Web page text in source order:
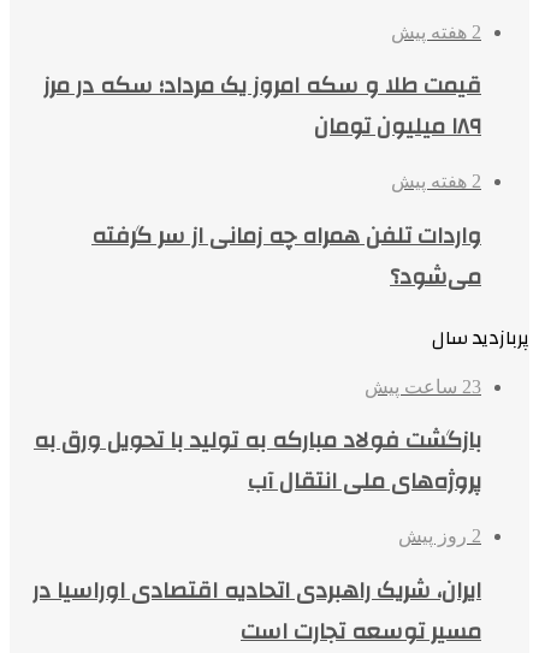
2 هفته پیش
قیمت طلا و سکه امروز یک مرداد؛ سکه در مرز
۱۸۹ میلیون تومان
2 هفته پیش
واردات تلفن همراه چه زمانی از سر گرفته
می‌شود؟
پربازدید سال
23 ساعت پیش
بازگشت فولاد مبارکه به تولید با تحویل ورق به
پروژه‌های ملی انتقال آب
2 روز پیش
ایران، شریک راهبردی اتحادیه اقتصادی اوراسیا در
مسیر توسعه تجارت است